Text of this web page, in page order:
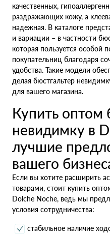
качественных,
раздражающих кожу, а
надежная. В каталоге
и вариации – в частности
которая пользуется особой
покупательниц благодаря
удобства. Такие модели
делая бюстгальтер
для вашего магазина.
Купить оптом
невидимку в
лучшие
вашего
Если вы хотите расширить
товарами, стоит купить
Dolche Noche, ведь мы
условия сотрудничества:
стабильное наличие